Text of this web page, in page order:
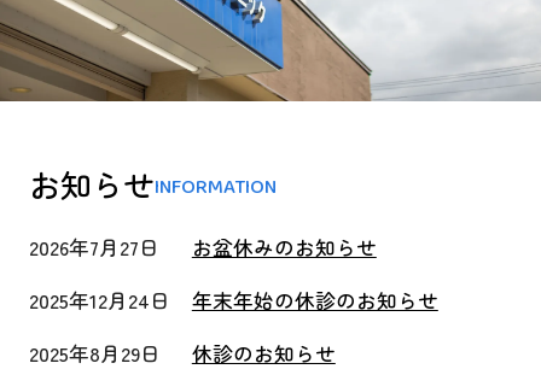
お知らせINFORMATION
2026年7月27日
お盆休みのお知らせ
2025年12月24日
年末年始の休診のお知らせ
2025年8月29日
休診のお知らせ